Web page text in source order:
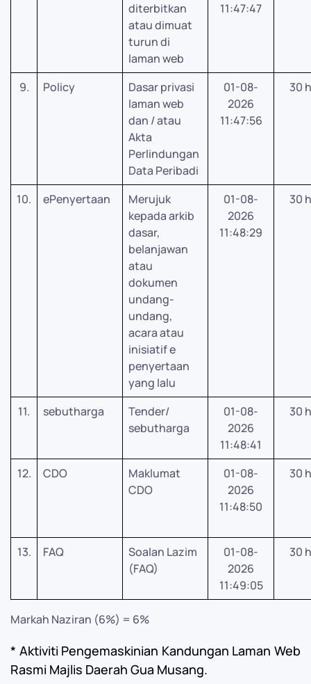
diterbitkan
atau dimuat
turun di
laman web
11:47:47
9. Policy
Dasar privasi
laman web
dan / atau
Akta
Perlindungan
Data Peribadi
01-08-
2026
11:47:56
30
10. ePenyertaan
Merujuk
kepada arkib
dasar,
belanjawan
atau
dokumen
undang-
undang,
acara atau
inisiatif e
penyertaan
yang lalu
01-08-
2026
11:48:29
30
11. sebutharga
Tender/
sebutharga
01-08-
2026
11:48:41
30
12. CDO
Maklumat
CDO
01-08-
2026
11:48:50
30
13. FAQ
Soalan Lazim
(FAQ)
01-08-
2026
11:49:05
30
Markah Naziran (6%) = 6%
* Aktiviti Pengemaskinian Kandungan Laman Web
Rasmi Majlis Daerah Gua Musang.